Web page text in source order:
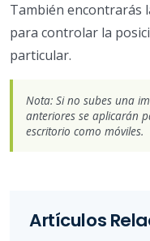
También encontrarás
para controlar la
particular.
Nota: Si no subes una
anteriores se aplicarán
escritorio como móviles.
Artículos